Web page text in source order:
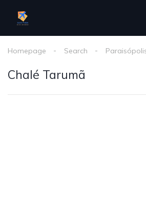
Homepage Search
Chalé Tarumã